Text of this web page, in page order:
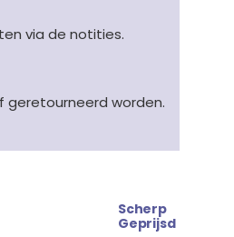
via de notities.
geretourneerd worden.
Scherp
Geprijsd
Oorspronkelijke